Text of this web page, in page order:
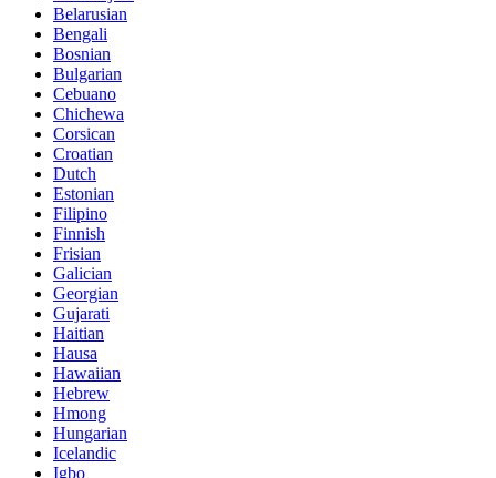
Belarusian
Bengali
Bosnian
Bulgarian
Cebuano
Chichewa
Corsican
Croatian
Dutch
Estonian
Filipino
Finnish
Frisian
Galician
Georgian
Gujarati
Haitian
Hausa
Hawaiian
Hebrew
Hmong
Hungarian
Icelandic
Igbo